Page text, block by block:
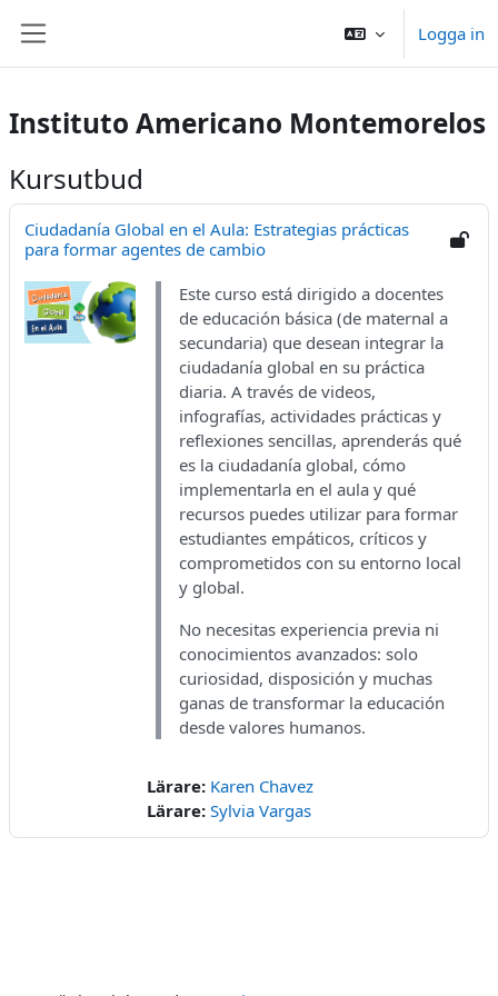
Logga in
Instituto Americano Montemorelos
Kursutbud
Ciudadanía Global en el Aula: Estrategias prácticas
para formar agentes de cambio
Este curso está dirigido a docentes
de educación básica (de maternal a
secundaria) que desean integrar la
ciudadanía global en su práctica
diaria. A través de videos,
infografías, actividades prácticas y
reflexiones sencillas, aprenderás qué
es la ciudadanía global, cómo
implementarla en el aula y qué
recursos puedes utilizar para formar
estudiantes empáticos, críticos y
comprometidos con su entorno local
y global.
No necesitas experiencia previa ni
conocimientos avanzados: solo
curiosidad, disposición y muchas
ganas de transformar la educación
desde valores humanos.
Lärare: Karen Chavez
Lärare: Sylvia Vargas